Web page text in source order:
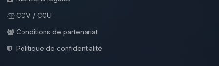
CGV / CGU
Conditions de partenariat
Politique de confidentialité